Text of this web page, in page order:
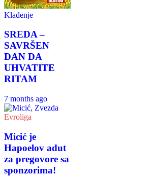
Klađenje
SREDA –
SAVRŠEN
DAN DA
UHVATITE
RITAM
7 months ago
Evroliga
Micić je
Hapoelov adut
za pregovore sa
sponzorima!